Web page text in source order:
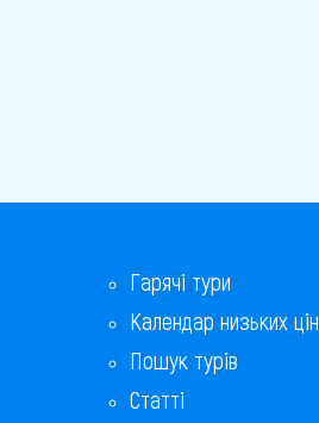
Гарячі тури
Календар низьких цін
Пошук турів
Статті